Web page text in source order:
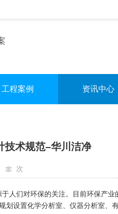
工程案例
无尘车间
资讯中心
技术规范–华川洁净
次
人们对环保的关注。目前环保产业
划设置化学分析室、仪器分析室、